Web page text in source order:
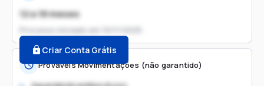
12 a 18 meses
Processo iniciado em
Criar Conta Grátis
Prováveis Movimentações (não garantido)